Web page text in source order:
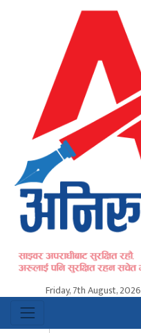
Friday, 7th August, 2026